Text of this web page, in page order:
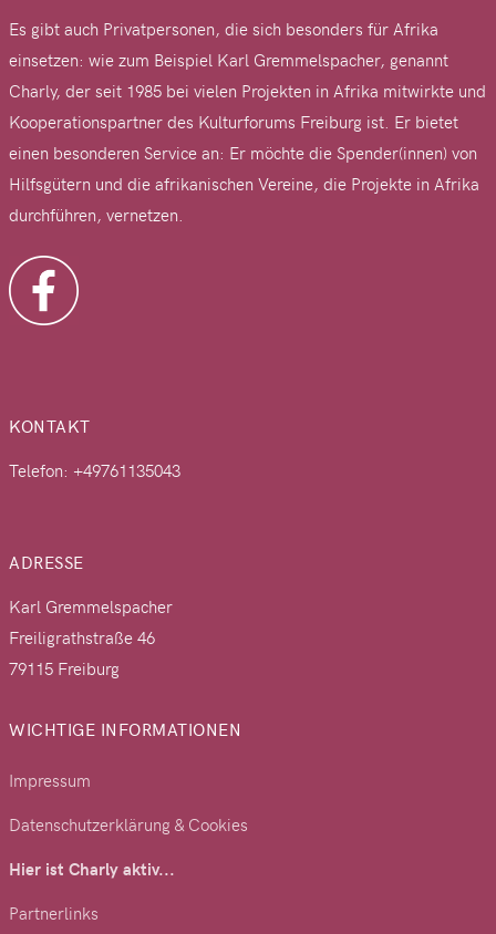
Es gibt auch Privatpersonen, die sich besonders für Afrika
einsetzen: wie zum Beispiel Karl Gremmelspacher, genannt
Charly, der seit 1985 bei vielen Projekten in Afrika mitwirkte und
Kooperationspartner des Kulturforums Freiburg ist. Er bietet
einen besonderen Service an: Er möchte die Spender(innen) von
Hilfsgütern und die afrikanischen Vereine, die Projekte in Afrika
durchführen, vernetzen.
KONTAKT
Telefon: +49761135043
ADRESSE
Karl Gremmelspacher
Freiligrathstraße 46
79115 Freiburg
WICHTIGE INFORMATIONEN
Impressum
Datenschutzerklärung & Cookies
Hier ist Charly aktiv...
Partnerlinks